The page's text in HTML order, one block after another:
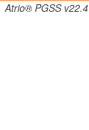
Atrio® PGSS v22.4